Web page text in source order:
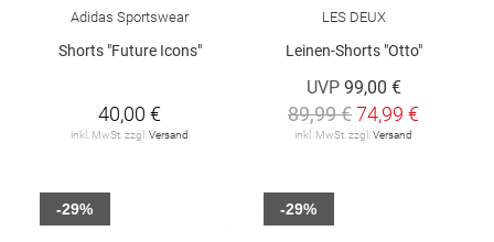
Adidas Sportswear
Shorts "Future Icons"
40,00 €
inkl. MwSt. zzgl.Versand
LES DEUX
Leinen-Shorts "Otto"
UVP 99,00 €
89,99 €74,99 €
inkl. MwSt. zzgl.Versand
-29% -29%